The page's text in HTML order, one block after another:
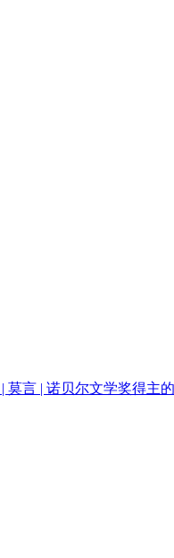
| 莫言 | 诺贝尔文学奖得主